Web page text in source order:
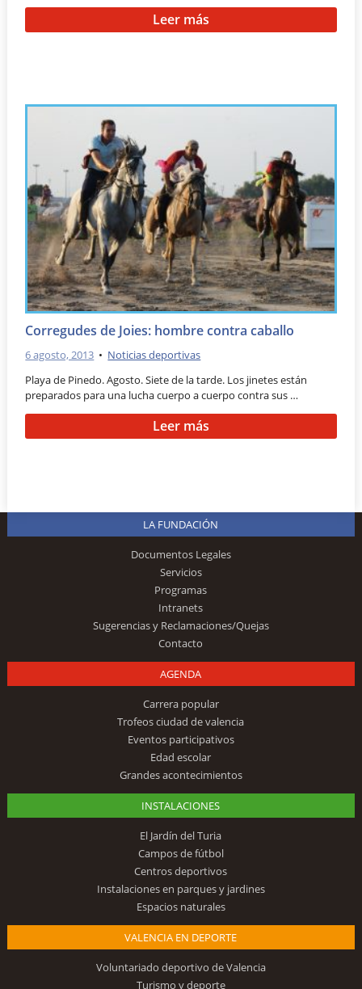
Leer más
Corregudes de Joies: hombre contra caballo
6 agosto, 2013 • Noticias deportivas
Playa de Pinedo. Agosto. Siete de la tarde. Los jinetes están
preparados para una lucha cuerpo a cuerpo contra sus …
Leer más
LA FUNDACIÓN
Documentos Legales
Servicios
Programas
Intranets
Sugerencias y Reclamaciones/Quejas
Contacto
AGENDA
Carrera popular
Trofeos ciudad de valencia
Eventos participativos
Edad escolar
Grandes acontecimientos
INSTALACIONES
El Jardín del Turia
Campos de fútbol
Centros deportivos
Instalaciones en parques y jardines
Espacios naturales
VALENCIA EN DEPORTE
Voluntariado deportivo de Valencia
Turismo y deporte